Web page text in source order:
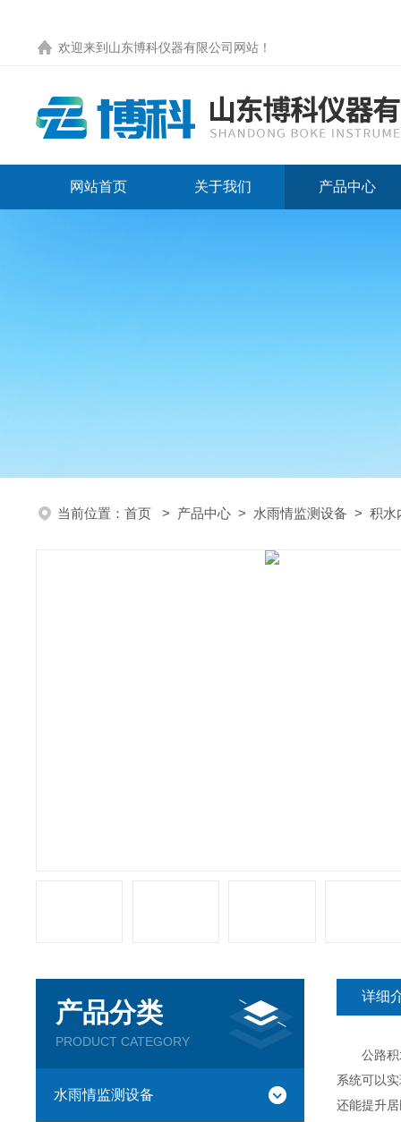
欢迎来到 山东博科仪器有限公司网站 ！
网站首页 关于我们 产品中心
当前位置： 首页 > 产品中心 > 水雨情监测设备 > 积水
产品分类
PRODUCT CATEGORY
水雨情监测设备
详细
公路积水
系统可以
还能提升